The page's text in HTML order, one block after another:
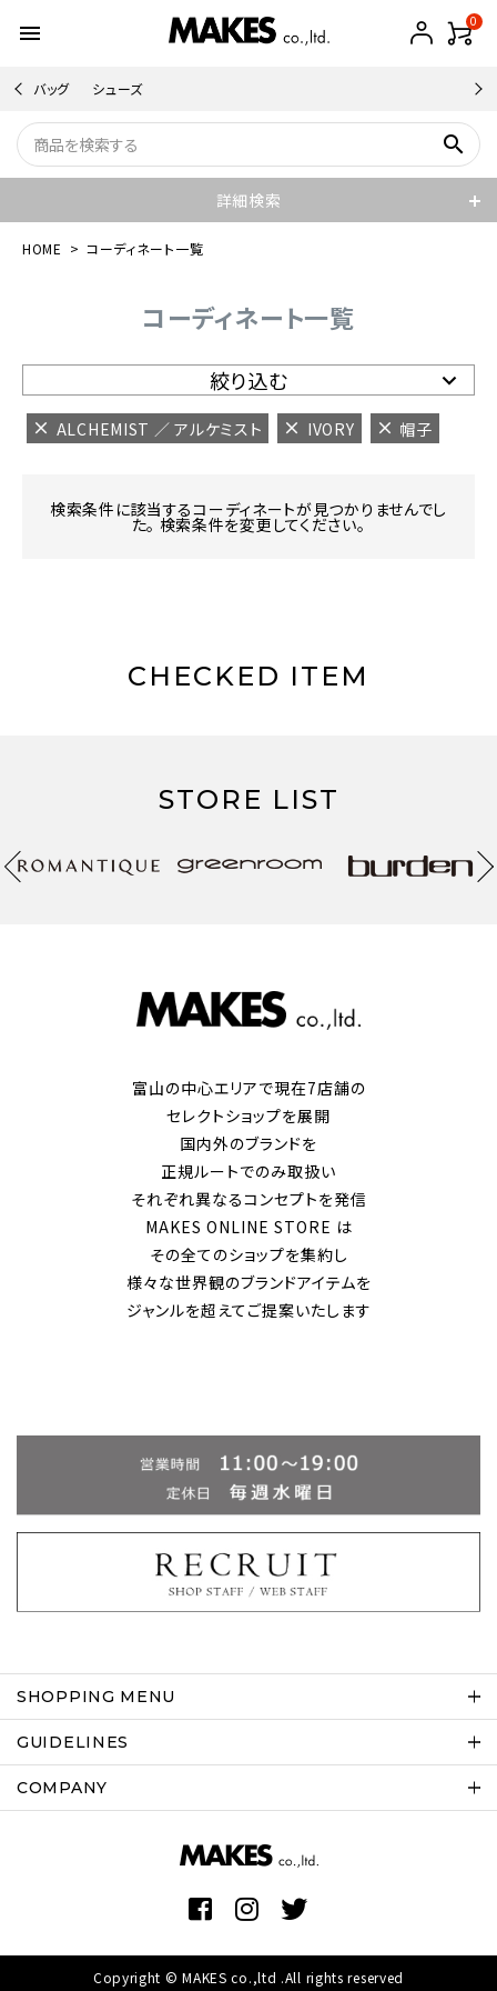
menu 0
バッグ シューズ
search
詳細検索
HOME コーディネート一覧
コーディネート一覧
絞り込む
ALCHEMIST ／ アルケミスト IVORY 帽子
検索条件に該当するコーディネートが見つかりませんでし
た。 検索条件を変更してください。
CHECKED ITEM
STORE LIST
富山の中心エリアで現在7店舗の
セレクトショップを展開
国内外のブランドを
正規ルートでのみ取扱い
それぞれ異なるコンセプトを発信
MAKES ONLINE STORE は
その全てのショップを集約し
様々な世界観のブランドアイテムを
ジャンルを超えてご提案いたします
SHOPPING MENU
GUIDELINES
COMPANY
Copyright © MAKES co.,ltd .All rights reserved